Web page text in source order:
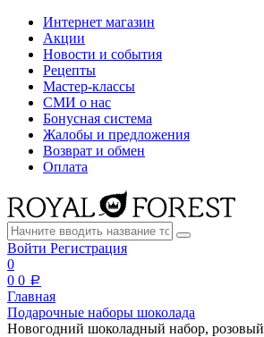
Интернет магазин
Акции
Новости и события
Рецепты
Мастер-классы
СМИ о нас
Бонусная система
Жалобы и предложения
Возврат и обмен
Оплата
Войти Регистрация
0
0 0 a
Главная
Подарочные наборы шоколада
Новогодний шоколадный набор, розовый